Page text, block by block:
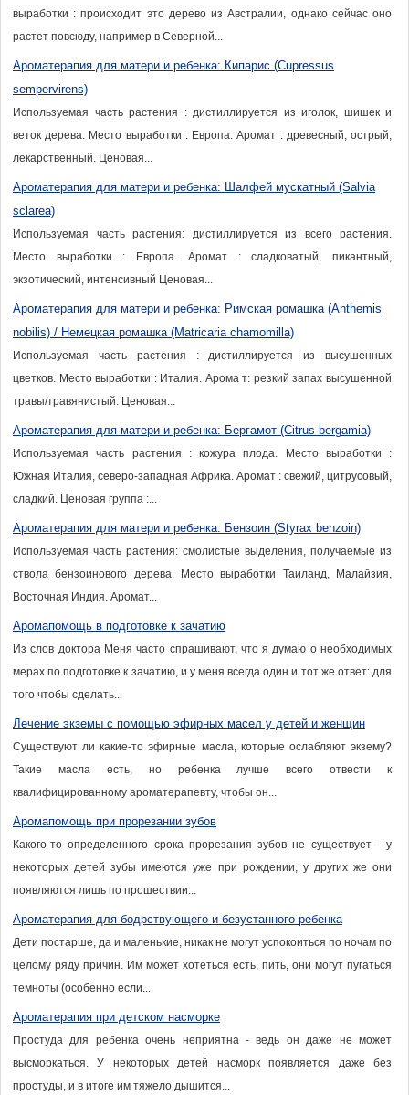
выработки : происходит это дерево из Австралии, однако сейчас оно
растет повсюду, например в Северной...
Ароматерапия для матери и ребенка: Кипарис (Cupressus
sempervirens)
Используемая часть растения : дистиллируется из иголок, шишек и
веток дерева. Место выработки : Европа. Аромат : древесный, острый,
лекарственный. Ценовая...
Ароматерапия для матери и ребенка: Шалфей мускатный (Salvia
sclarea)
Используемая часть растения: дистиллируется из всего растения.
Место выработки : Европа. Аромат : сладковатый, пикантный,
экзотический, интенсивный Ценовая...
Ароматерапия для матери и ребенка: Римская ромашка (Anthemis
nobilis) / Немецкая ромашка (Matricaria chamomilla)
Используемая часть растения : дистиллируется из высушенных
цветков. Место выработки : Италия. Арома т: резкий запах высушенной
травы/травянистый. Ценовая...
Ароматерапия для матери и ребенка: Бергамот (Citrus bergamia)
Используемая часть растения : кожура плода. Место выработки :
Южная Италия, северо-западная Африка. Аромат : свежий, цитрусовый,
сладкий. Ценовая группа :...
Ароматерапия для матери и ребенка: Бензоин (Styrax benzoin)
Используемая часть растения: смолистые выделения, получаемые из
ствола бензоинового дерева. Место выработки Таиланд, Малайзия,
Восточная Индия. Аромат...
Аромапомощь в подготовке к зачатию
Из слов доктора Меня часто спрашивают, что я думаю о необходимых
мерах по подготовке к зачатию, и у меня всегда один и тот же ответ: для
того чтобы сделать...
Лечение экземы с помощью эфирных масел у детей и женщин
Существуют ли какие-то эфирные масла, которые ослабляют экзему?
Такие масла есть, но ребенка лучше всего отвести к
квалифицированному ароматерапевту, чтобы он...
Аромапомощь при прорезании зубов
Какого-то определенного срока прорезания зубов не существует - у
некоторых детей зубы имеются уже при рождении, у других же они
появляются лишь по прошествии...
Ароматерапия для бодрствующего и безустанного ребенка
Дети постарше, да и маленькие, никак не могут успокоиться по ночам по
целому ряду причин. Им может хотеться есть, пить, они могут пугаться
темноты (особенно если...
Ароматерапия при детском насморке
Простуда для ребенка очень неприятна - ведь он даже не может
высморкаться. У некоторых детей насморк появляется даже без
простуды, и в итоге им тяжело дышится...